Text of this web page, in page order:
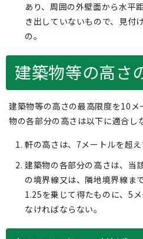
あり、周囲の外壁面から水平
き出していないもので、見付
の。
建築物等の高さ
建築物等の高さの最高限度を10
物の各部分の高さは以下に適合し
軒の高さは、7メートルを超え
建築物の各部分の高さは、当
の境界線又は、隣地境界線ま
1.25を乗じて得たものに、5
なければならない。